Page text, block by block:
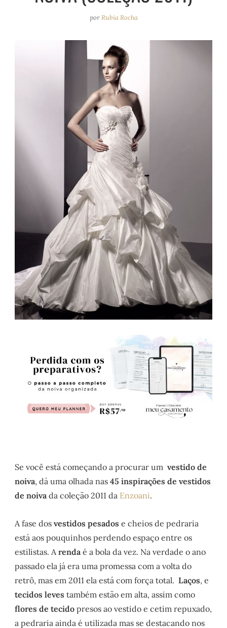
porRubia Rocha
Se você está começando a procurar umvestido de
noiva, dá uma olhada nas45 inspirações de vestidos
de noiva da coleção 2011 da Enzoani.
A fase dosvestidos pesados e cheios de pedraria
está aos pouquinhos perdendo espaço entre os
estilistas. Arenda é a bola da vez. Na verdade o ano
passado ela já era uma promessa com a volta do
retrô, mas em 2011 ela está com força total.Laços, e
tecidos leves também estão em alta, assim como
flores de tecido presos ao vestido e cetim repuxado,
a pedraria ainda é utilizada mas se destacando nos